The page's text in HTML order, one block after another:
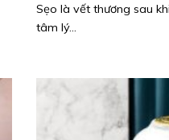
Sẹo là vết thương sau
tâm lý...